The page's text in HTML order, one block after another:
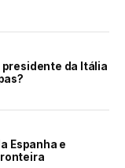
presidente da Itália
Espanha e